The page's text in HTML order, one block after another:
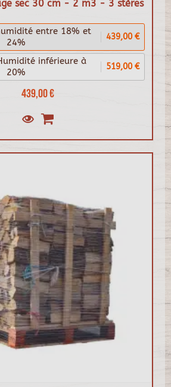
sec 30 cm - 2 m3 - 3 stères
439,00 €
entre 18% et
24%
439,00 €
inférieure à
20%
519,00 €